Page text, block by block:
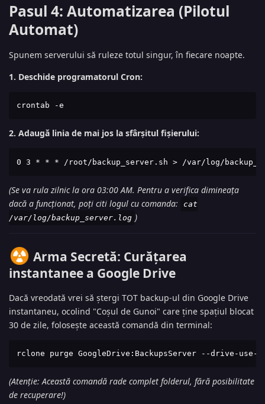
Pasul 4: Automatizarea (Pilotul
Automat)
Spunem serverului să ruleze totul singur, în fiecare noapte.
1. Deschide programatorul Cron:
crontab -e
2. Adaugă linia de mai jos la sfârșitul fișierului:
0 3 * * * /root/backup_server.sh > /var/log/
(Se va rula zilnic la ora 03:00 AM. Pentru a verifica dimineața
dacă a funcționat, poți citi logul cu comanda:
cat
/var/log/backup_server.log )
Arma Secretă: Curățarea
instantanee a Google Drive
Dacă vreodată vrei să ștergi TOT backup-ul din Google Drive
instantaneu, ocolind "Coșul de Gunoi" care ține spațiul blocat
30 de zile, folosește această comandă din terminal:
rclone purge GoogleDrive:BackupsServer --drive-use-
(Atenție: Această comandă rade complet folderul, fără posibilitate
de recuperare!)